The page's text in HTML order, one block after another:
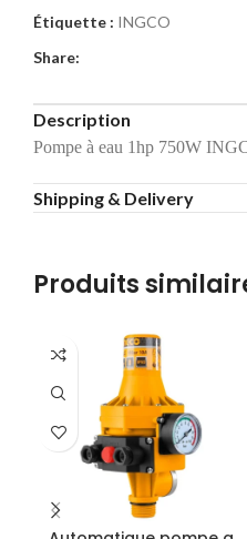
Étiquette : INGCO
Share:
Description
Pompe à eau 1hp 750W
Shipping & Delivery
Produits